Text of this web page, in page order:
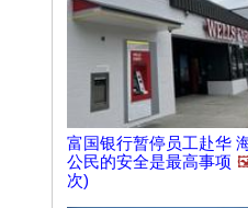
富国银行暂停员工赴华
公民的安全是最高事项
次)